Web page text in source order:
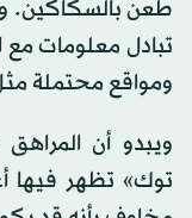
طعن بالسكاكين.
تبادل معلومات
ومواقع محتملة
ويبدو أن
توك» تظهر فيها